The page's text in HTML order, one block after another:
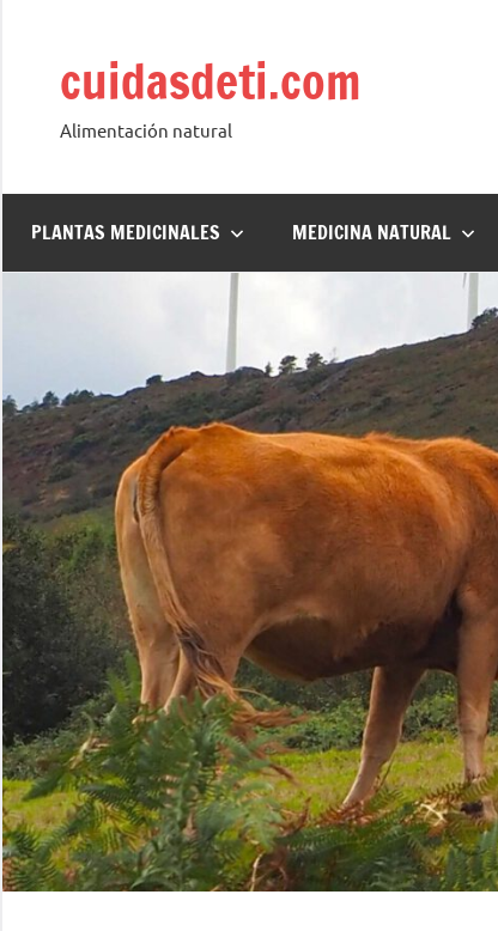
contenidocuidasdeti.com
Alimentación natural
PLANTAS MEDICINALES MEDICINA NATURAL